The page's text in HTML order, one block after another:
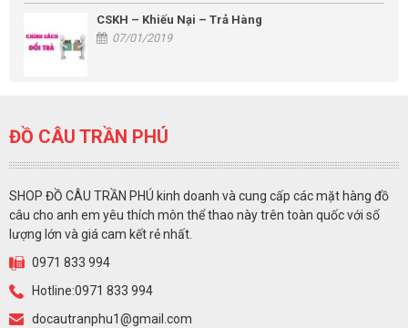
CSKH – Khiếu Nại – Trả Hàng
07/01/2019
ĐỒ CÂU TRẦN PHÚ
SHOP ĐỒ CÂU TRẦN PHÚ kinh doanh và cung cấp các mặt hàng đồ
câu cho anh em yêu thích môn thể thao này trên toàn quốc với số
lượng lớn và giá cam kết rẻ nhất.
0971 833 994
Hotline:0971 833 994
docautranphu1@gmail.com